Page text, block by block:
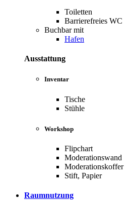
Toiletten
Barrierefreies WC
Buchbar mit
Hafen
Ausstattung
Inventar
Tische
Stühle
Workshop
Flipchart
Moderationswand
Moderationskoffer
Stift, Papier
Raumnutzung